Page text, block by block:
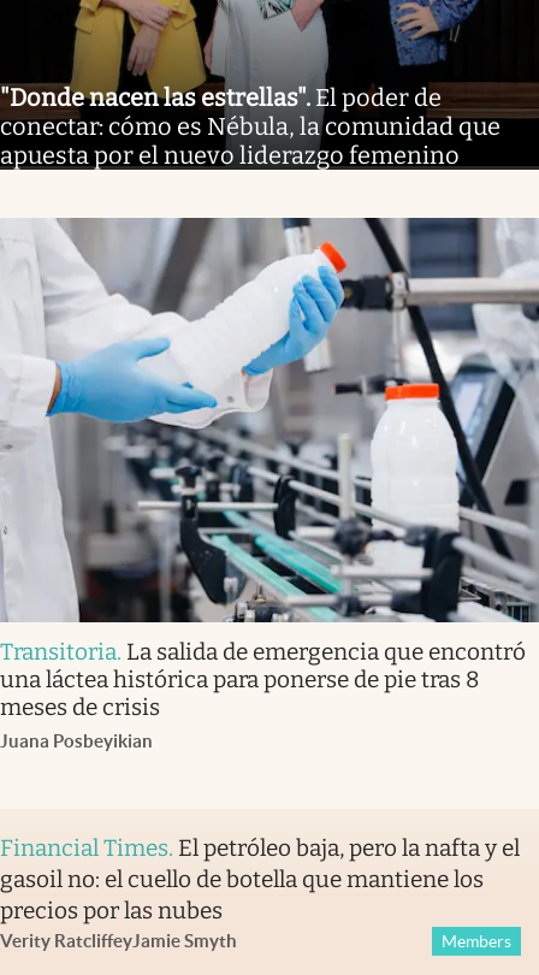
"Donde nacen las estrellas". El poder de
conectar: cómo es Nébula, la comunidad que
apuesta por el nuevo liderazgo femenino
Transitoria. La salida de emergencia que encontró
una láctea histórica para ponerse de pie tras 8
meses de crisis
Juana Posbeyikian
Financial Times. El petróleo baja, pero la nafta y el
gasoil no: el cuello de botella que mantiene los
precios por las nubes
Verity RatcliffeyJamie Smyth Members